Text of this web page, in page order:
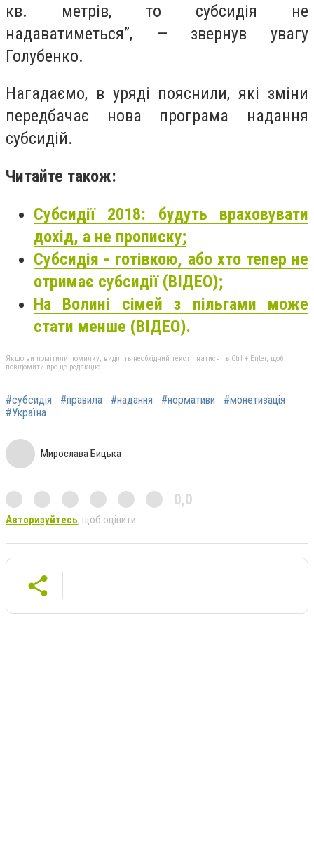
кв. метрів, то субсидія не
надаватиметься”, — звернув увагу
Голубенко.
Нагадаємо, в уряді пояснили, які зміни
передбачає нова програма надання
субсидій.
Читайте також:
Субсидії 2018: будуть враховувати
дохід, а не прописку;
Субсидія - готівкою, або хто тепер не
отримає субсидії (ВІДЕО);
На Волині сімей з пільгами може
стати менше (ВІДЕО).
Якщо ви помітили помилку, виділіть необхідний текст і натисніть Ctrl + Enter, щоб
повідомити про це редакцію
#субсидія #правила #надання #нормативи
#монетизація
#Україна
Мирослава Бицька
0,0
Авторизуйтесь, щоб оцінити